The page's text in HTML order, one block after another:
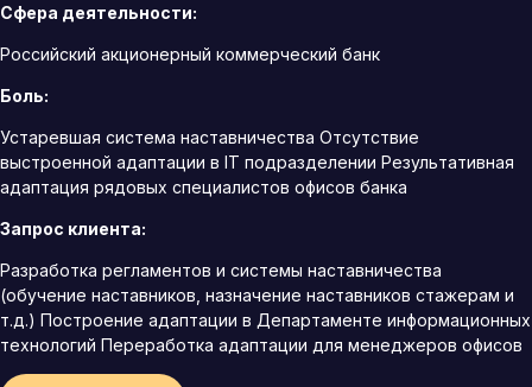
Сфера деятельности:
Российский акционерный коммерческий банк
Боль:
Устаревшая система наставничества Отсутствие
выстроенной адаптации в IT подразделении Результативная
адаптация рядовых специалистов офисов банка
Запрос клиента:
Разработка регламентов и системы наставничества
(обучение наставников, назначение наставников стажерам и
т.д.) Построение адаптации в Департаменте информационных
технологий Переработка адаптации для менеджеров офисов